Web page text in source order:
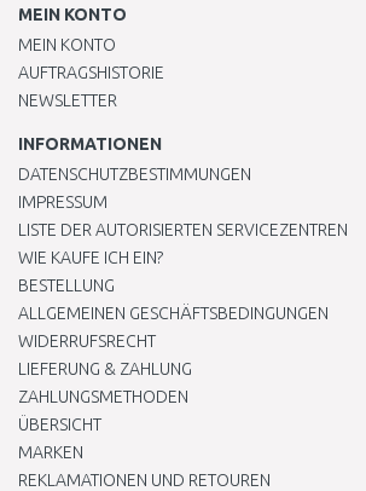
MEIN KONTO
MEIN KONTO
AUFTRAGSHISTORIE
NEWSLETTER
INFORMATIONEN
DATENSCHUTZBESTIMMUNGEN
IMPRESSUM
LISTE DER AUTORISIERTEN SERVICEZENTREN
WIE KAUFE ICH EIN?
BESTELLUNG
ALLGEMEINEN GESCHÄFTSBEDINGUNGEN
WIDERRUFSRECHT
LIEFERUNG & ZAHLUNG
ZAHLUNGSMETHODEN
ÜBERSICHT
MARKEN
REKLAMATIONEN UND RETOUREN